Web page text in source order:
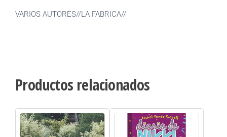
VARIOS AUTORES//LA FABRICA//
Productos relacionados